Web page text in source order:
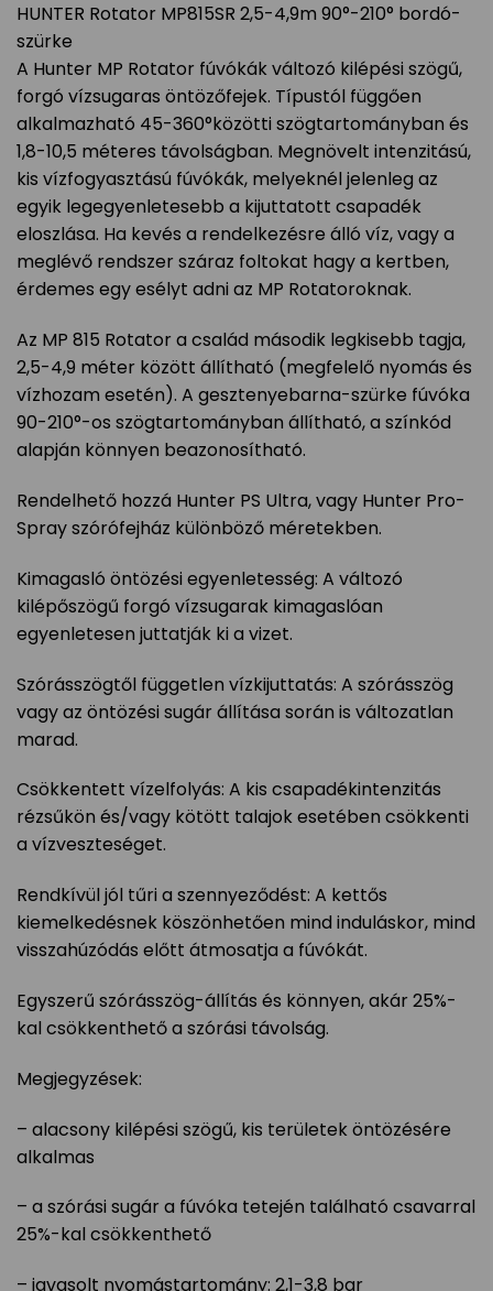
HUNTER Rotator MP815SR 2,5-4,9m 90°-210° bordó-
szürke
A Hunter MP Rotator fúvókák változó kilépési szögű,
forgó vízsugaras öntözőfejek. Típustól függően
alkalmazható 45-360°közötti szögtartományban és
1,8-10,5 méteres távolságban. Megnövelt intenzitású,
kis vízfogyasztású fúvókák, melyeknél jelenleg az
egyik legegyenletesebb a kijuttatott csapadék
eloszlása. Ha kevés a rendelkezésre álló víz, vagy a
meglévő rendszer száraz foltokat hagy a kertben,
érdemes egy esélyt adni az MP Rotatoroknak.
Az MP 815 Rotator a család második legkisebb tagja,
2,5-4,9 méter között állítható (megfelelő nyomás és
vízhozam esetén). A gesztenyebarna-szürke fúvóka
90-210°-os szögtartományban állítható, a színkód
alapján könnyen beazonosítható.
Rendelhető hozzá Hunter PS Ultra, vagy Hunter Pro-
Spray szórófejház különböző méretekben.
Kimagasló öntözési egyenletesség: A változó
kilépőszögű forgó vízsugarak kimagaslóan
egyenletesen juttatják ki a vizet.
Szórásszögtől független vízkijuttatás: A szórásszög
vagy az öntözési sugár állítása során is változatlan
marad.
Csökkentett vízelfolyás: A kis csapadékintenzitás
rézsűkön és/vagy kötött talajok esetében csökkenti
a vízveszteséget.
Rendkívül jól tűri a szennyeződést: A kettős
kiemelkedésnek köszönhetően mind induláskor, mind
visszahúzódás előtt átmosatja a fúvókát.
Egyszerű szórásszög-állítás és könnyen, akár 25%-
kal csökkenthető a szórási távolság.
Megjegyzések:
– alacsony kilépési szögű, kis területek öntözésére
alkalmas
– a szórási sugár a fúvóka tetején található csavarral
25%-kal csökkenthető
– javasolt nyomástartomány: 2,1-3,8 bar